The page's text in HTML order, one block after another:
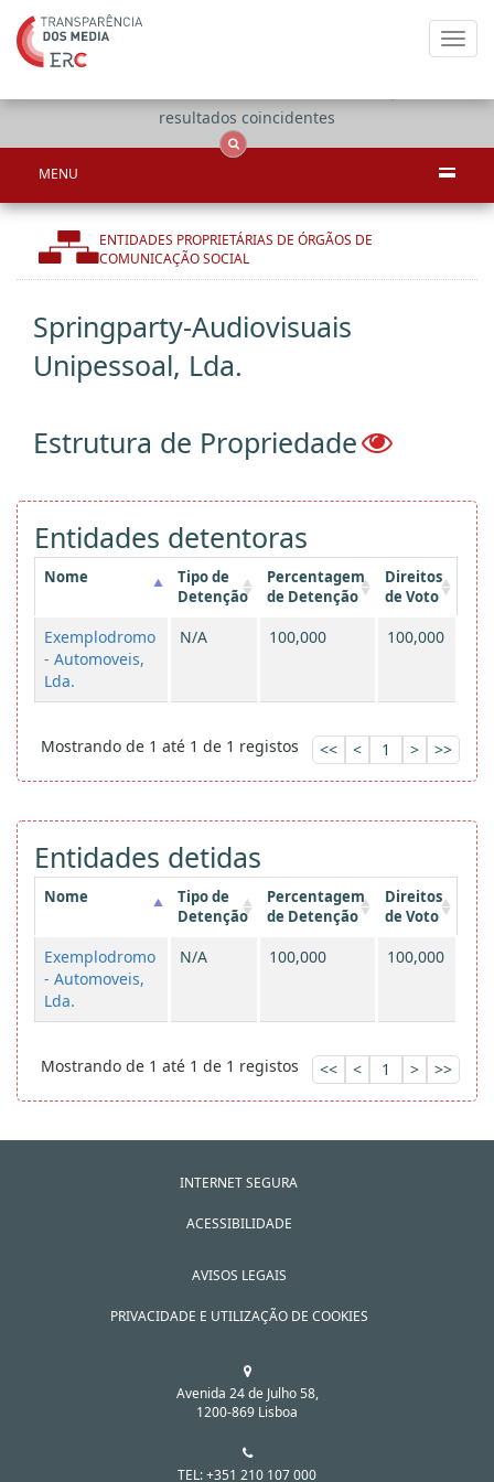
resultados coincidentes
MENU
ENTIDADES PROPRIETÁRIAS DE ÓRGÃOS DE
COMUNICAÇÃO SOCIAL
Springparty-Audiovisuais
Unipessoal, Lda.
Estrutura de Propriedade
Entidades detentoras
Nome
Tipo de
Detenção
Percentagem
de Detenção
Direitos
de Voto
Exemplodromo
- Automoveis,
Lda.
N/A 100,000 100,000
Mostrando de 1 até 1 de 1 registos << < 1 > >>
Entidades detidas
Nome
Tipo de
Detenção
Percentagem
de Detenção
Direitos
de Voto
Exemplodromo
- Automoveis,
Lda.
N/A 100,000 100,000
Mostrando de 1 até 1 de 1 registos << < 1 > >>
INTERNET SEGURA
ACESSIBILIDADE
AVISOS LEGAIS
PRIVACIDADE E UTILIZAÇÃO DE COOKIES
Avenida 24 de Julho 58,
1200-869 Lisboa
TEL: +351 210 107 000